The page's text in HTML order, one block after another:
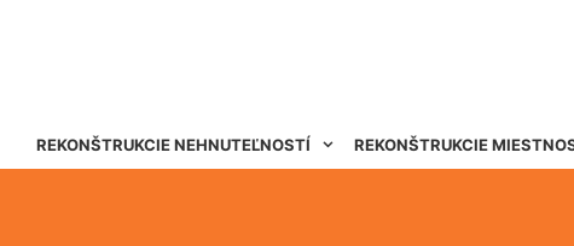
REKONŠTRUKCIE NEHNUTEĽNOSTÍ REKONŠTRUKCIE